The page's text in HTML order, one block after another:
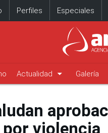
Perfiles Especiales
Actualidad arrow_drop_down Galería
violencia